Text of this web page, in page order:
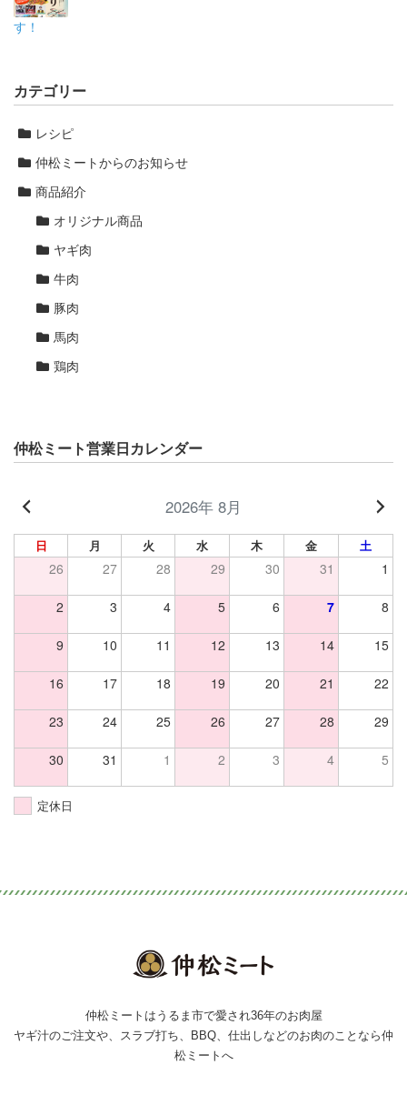
す！
カテゴリー
レシピ
仲松ミートからのお知らせ
商品紹介
オリジナル商品
ヤギ肉
牛肉
豚肉
馬肉
鶏肉
仲松ミート営業日カレンダー
2026年 8月
日 月 火 水 木 金 土
26 27 28 29 30 31 1
2 3 4 5 6 7 8
9 10 11 12 13 14 15
16 17 18 19 20 21 22
23 24 25 26 27 28 29
30 31 1 2 3 4 5
定休日
仲松ミートはうるま市で愛され36年のお肉屋
ヤギ汁のご注文や、スラブ打ち、BBQ、仕出しなどのお肉のことなら仲
松ミートへ